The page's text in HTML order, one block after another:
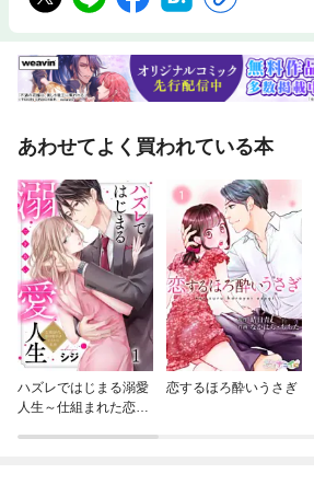
あわせてよく買われている本
ハズレではじまる溺愛
人生～仕組まれた恋の
恋するほろ酔いうさぎ